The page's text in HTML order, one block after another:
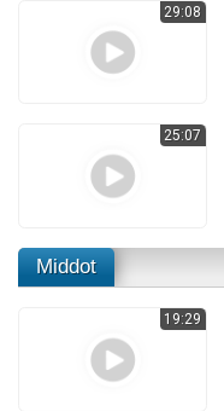
29:08
25:07
Middot
19:29